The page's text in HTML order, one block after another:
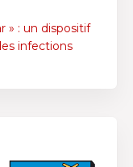
» : un dispositif
infections